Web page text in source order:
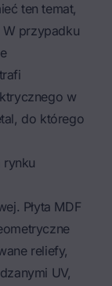
ten temat,
W przypadku
w
do którego
rynku
Płyta MDF
reliefy,
UV,